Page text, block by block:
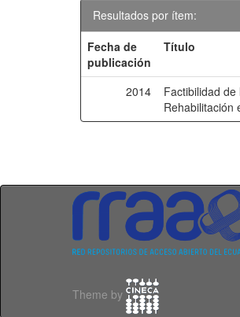
Resultados por ítem:
Fecha de
publicación
Título
2014
Factibilidad
Rehabilitación
Theme by